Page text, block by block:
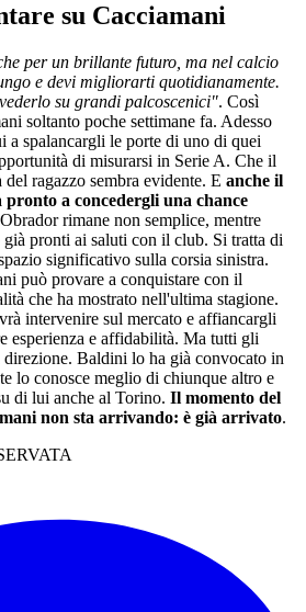
su Cacciamani
per un brillante futuro, ma nel calcio
e devi migliorarti quotidianamente.
su grandi palcoscenici". Così
soltanto poche settimane fa. Adesso
a spalancargli le porte di uno di quei
di misurarsi in Serie A. Che il
ragazzo sembra evidente. E anche il
a concedergli una chance
rimane non semplice, mentre
pronti ai saluti con il club. Si tratta di
significativo sulla corsia sinistra.
può provare a conquistare con il
che ha mostrato nell'ultima stagione.
intervenire sul mercato e affiancargli
esperienza e affidabilità. Ma tutti gli
direzione. Baldini lo ha già convocato in
lo conosce meglio di chiunque altro e
di lui anche al Torino. Il momento del
non sta arrivando: è già arrivato.